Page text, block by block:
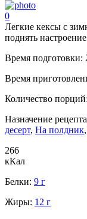
0
Легкие кексы с
поднять
Время подготовки:
Время
Количество порций:
Назначение
десерт, На полдник,
266
кКал
Белки: 9 г
Жиры: 12 г